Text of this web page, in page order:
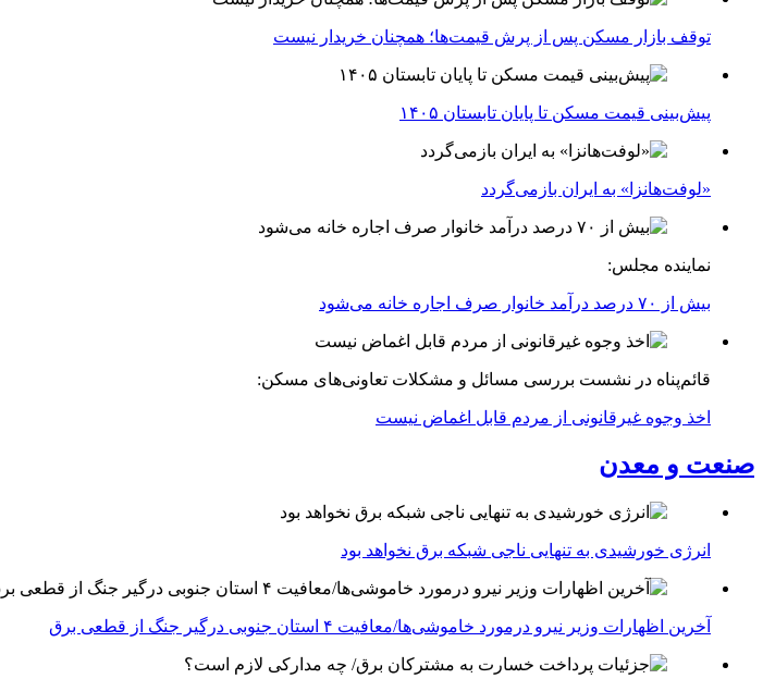
توقف بازار مسکن پس از پرش قیمت‌ها؛ همچنان خریدار نیست
پیش‌بینی قیمت مسکن تا پایان تابستان ۱۴۰۵
«لوفت‌هانزا» به ایران بازمی‌گردد
نماینده مجلس:
بیش از ۷۰ درصد درآمد خانوار صرف اجاره خانه می‌شود
قائم‌پناه در نشست بررسی مسائل و مشکلات تعاونی‌های مسکن:
اخذ وجوه غیرقانونی از مردم قابل اغماض نیست
صنعت و معدن
انرژی خورشیدی به تنهایی ناجی شبکه برق نخواهد بود
آخرین اظهارات وزیر نیرو درمورد خاموشی‌ها/معافیت ۴ استان جنوبی درگیر جنگ از قطعی برق